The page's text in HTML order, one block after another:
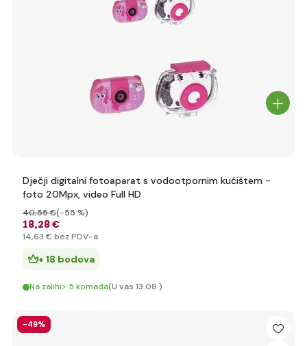
Dječji digitalni fotoaparat s vodootpornim kućištem -
foto 20Mpx, video Full HD
18,28 €
40,55 €(-55 %)
14,63 € bez PDV-a
+ 18 bodova
Na zalihi> 5 komada(U vas 13.08.)
-49%